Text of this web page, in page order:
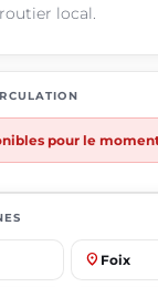
local.
pour le
place Foix